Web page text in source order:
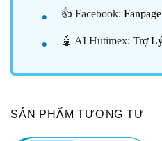
👍 Facebook:
🤖 AI Hutimex: Trợ
SẢN PHẨM TƯƠNG TỰ